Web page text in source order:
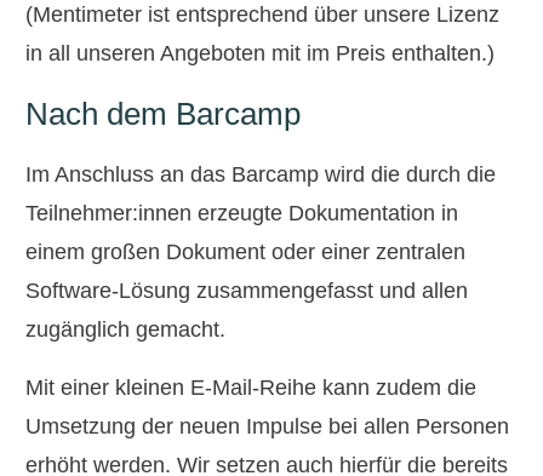
(Mentimeter ist entsprechend über unsere Lizenz
in all unseren Angeboten mit im Preis enthalten.)
Nach dem Barcamp
Im Anschluss an das Barcamp wird die durch die
Teilnehmer:innen erzeugte Dokumentation in
einem großen Dokument oder einer zentralen
Software-Lösung zusammengefasst und allen
zugänglich gemacht.
Mit einer kleinen E-Mail-Reihe kann zudem die
Umsetzung der neuen Impulse bei allen Personen
erhöht werden. Wir setzen auch hierfür die bereits